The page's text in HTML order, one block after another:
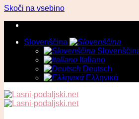
Skoči na vsebino
Slovenščina
Italiano
Deutsch
Ελληνικά